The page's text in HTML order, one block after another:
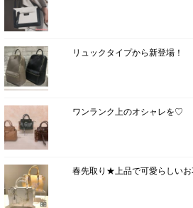
リュックタイプから新登場！
ワンランク上のオシャレを♡
春先取り★上品で可愛らしいお